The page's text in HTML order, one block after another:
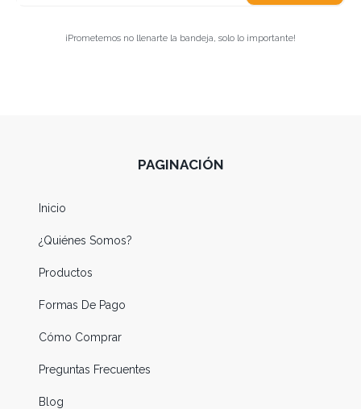
¡Prometemos no llenarte la bandeja, solo lo importante!
PAGINACIÓN
Inicio
¿Quiénes Somos?
Productos
Formas De Pago
Cómo Comprar
Preguntas Frecuentes
Blog